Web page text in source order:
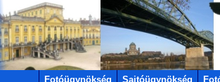
Fotóügynökség Sajtóügynökség